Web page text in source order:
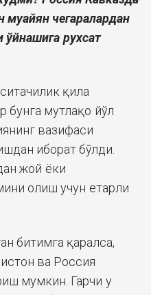
муайян чегаралардан
ўйнашига рухсат
қила
бунга мутлақо йўл
вазифаси
иборат бўлди.
жой ёки
олиш учун етарли
битимга қаралса,
ва Россия
мумкин. Гарчи у